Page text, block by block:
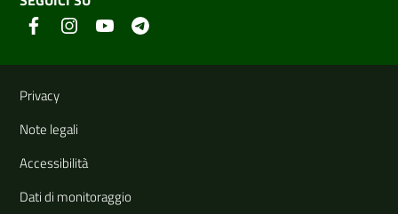
Link e informazioni utili
Privacy
Note legali
Accessibilità
Dati di monitoraggio